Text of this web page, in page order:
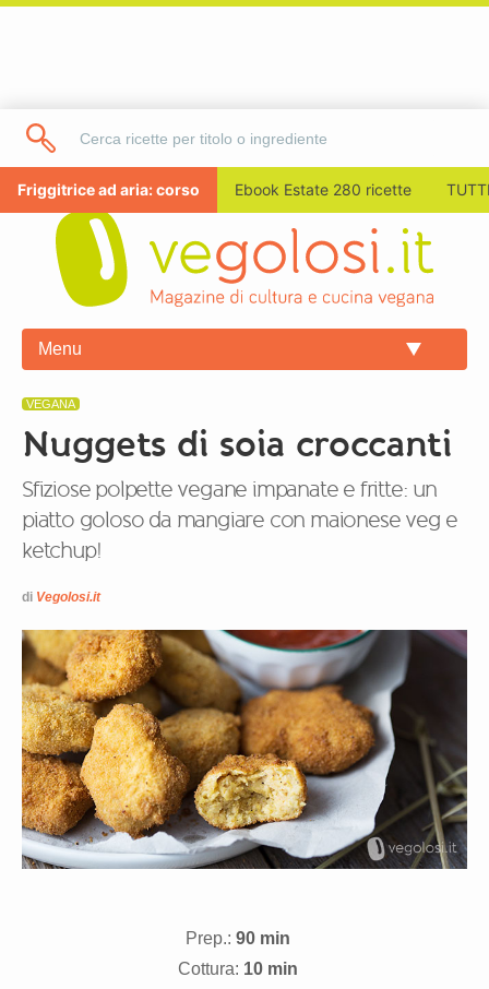
Friggitrice ad aria: corso Ebook Estate 280 ricette
Menu
VEGANA
Nuggets di soia croccanti
Sfiziose polpette vegane impanate e fritte: un
piatto goloso da mangiare con maionese veg e
ketchup!
di Vegolosi.it
Prep.: 90 min
Cottura: 10 min